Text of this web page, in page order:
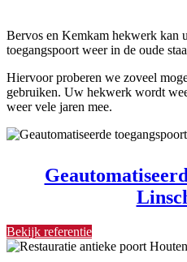
Bervos en Kemkam hekwerk kan
toegangspoort weer in de oude
Hiervoor proberen we zoveel
gebruiken. Uw hekwerk wordt
weer vele jaren mee.
Bekijk referentie